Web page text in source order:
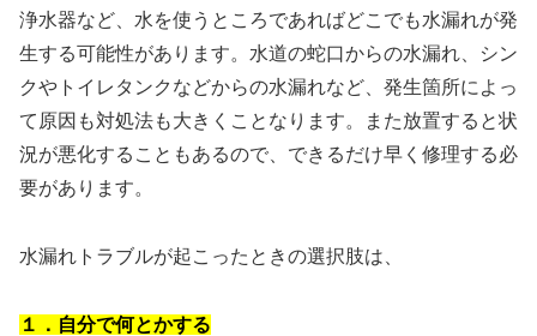
浄水器など、水を使うところであればどこでも水漏れが発
生する可能性があります。水道の蛇口からの水漏れ、シン
クやトイレタンクなどからの水漏れなど、発生箇所によっ
て原因も対処法も大きくことなります。また放置すると状
況が悪化することもあるので、できるだけ早く修理する必
要があります。
水漏れトラブルが起こったときの選択肢は、
１．自分で何とかする